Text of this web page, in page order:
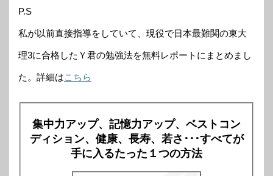
P.S
私が以前直接指導をしていて、現役で日本最難関の東大
理3に合格したＹ君の勉強法を無料レポートにまとめまし
た。詳細はこちら
集中力アップ、記憶力アップ、ベストコン
ディション、健康、長寿、若さ･･･すべてが
手に入るたった１つの方法